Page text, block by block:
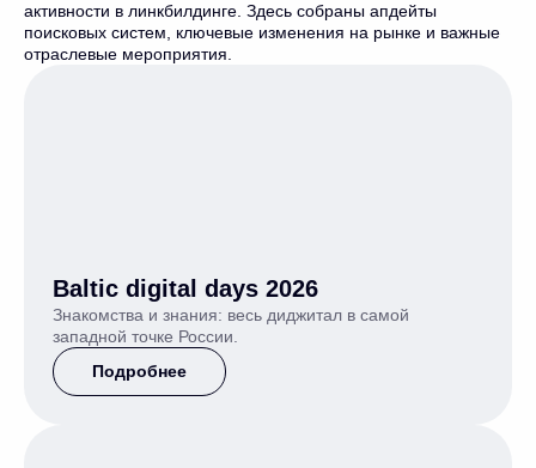
активности в линкбилдинге. Здесь собраны апдейты
поисковых систем, ключевые изменения на рынке и важные
отраслевые мероприятия.
Baltic digital days 2026
Знакомства и знания: весь диджитал в самой
западной точке России.
Подробнее